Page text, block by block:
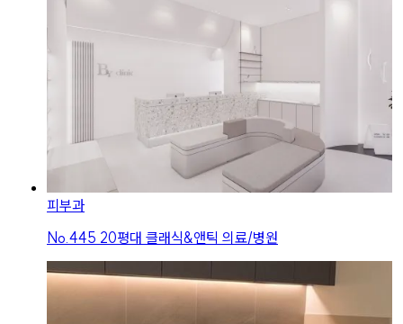
피부과
No.445 20평대 클래식&앤틱 의료/병원